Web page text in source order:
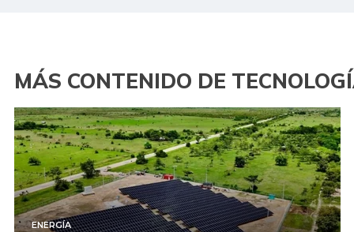
MÁS CONTENIDO DE
ENERGÍA